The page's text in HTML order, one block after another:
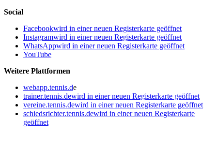
Social
Facebookwird in einer neuen Registerkarte geöffnet
Instagramwird in einer neuen Registerkarte geöffnet
WhatsAppwird in einer neuen Registerkarte geöffnet
YouTube
Weitere Plattformen
webapp.tennis.de
trainer.tennis.dewird in einer neuen Registerkarte geöffnet
vereine.tennis.dewird in einer neuen Registerkarte geöffnet
schiedsrichter.tennis.dewird in einer neuen Registerkarte
geöffnet